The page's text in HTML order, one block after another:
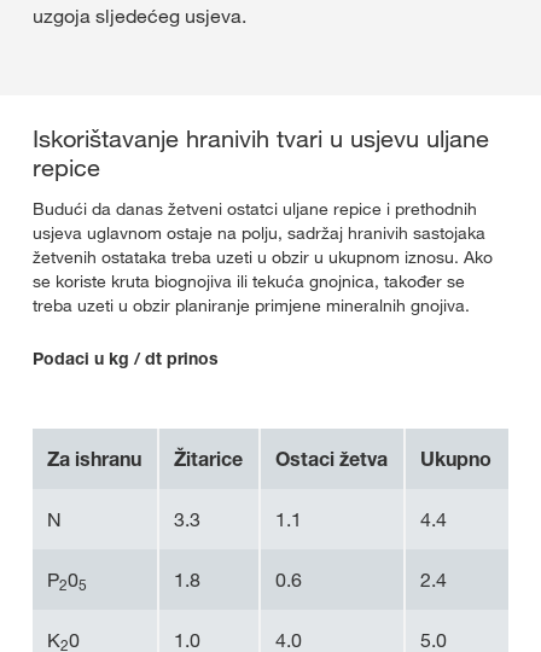
uzgoja sljedećeg usjeva.
Iskorištavanje hranivih tvari u usjevu uljane
repice
Budući da danas žetveni ostatci uljane repice i prethodnih
usjeva uglavnom ostaje na polju, sadržaj hranivih sastojaka
žetvenih ostataka treba uzeti u obzir u ukupnom iznosu. Ako
se koriste kruta biognojiva ili tekuća gnojnica, također se
treba uzeti u obzir planiranje primjene mineralnih gnojiva.
Podaci u kg / dt prinos
Za ishranu Žitarice Ostaci žetva Ukupno
N 3.3 1.1 4.4
P205 1.8 0.6 2.4
K20 1.0 4.0 5.0